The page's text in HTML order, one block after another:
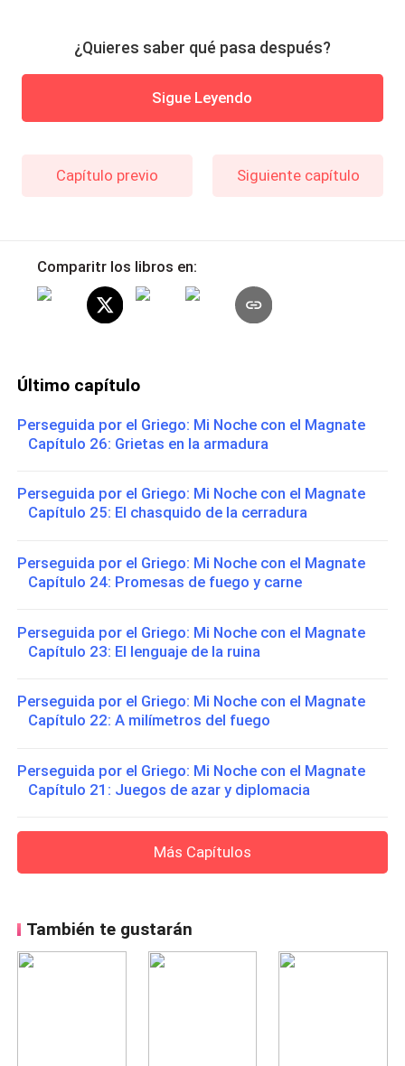
¿Quieres saber qué pasa después?
Sigue Leyendo
Capítulo previo Siguiente capítulo
Comparitr los libros en:
Último capítulo
Perseguida por el Griego: Mi Noche con el Magnate
Capítulo 26: Grietas en la armadura
Perseguida por el Griego: Mi Noche con el Magnate
Capítulo 25: El chasquido de la cerradura
Perseguida por el Griego: Mi Noche con el Magnate
Capítulo 24: Promesas de fuego y carne
Perseguida por el Griego: Mi Noche con el Magnate
Capítulo 23: El lenguaje de la ruina
Perseguida por el Griego: Mi Noche con el Magnate
Capítulo 22: A milímetros del fuego
Perseguida por el Griego: Mi Noche con el Magnate
Capítulo 21: Juegos de azar y diplomacia
Más Capítulos
También te gustarán